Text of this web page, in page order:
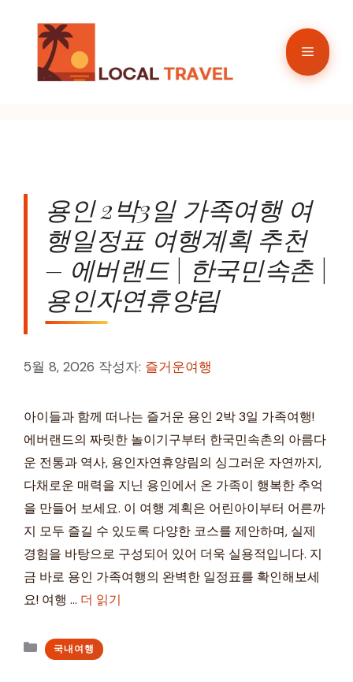
메
용인 2박3일 가족여행 여
행일정표 여행계획 추천
– 에버랜드 | 한국민속촌 |
용인자연휴양림
5월 8, 2026 작성자: 즐거운여행
아이들과 함께 떠나는 즐거운 용인 2박 3일 가족여행!
에버랜드의 짜릿한 놀이기구부터 한국민속촌의 아름다
운 전통과 역사, 용인자연휴양림의 싱그러운 자연까지,
다채로운 매력을 지닌 용인에서 온 가족이 행복한 추억
을 만들어 보세요. 이 여행 계획은 어린아이부터 어른까
지 모두 즐길 수 있도록 다양한 코스를 제안하며, 실제
경험을 바탕으로 구성되어 있어 더욱 실용적입니다. 지
금 바로 용인 가족여행의 완벽한 일정표를 확인해보세
요! 여행 … 더 읽기
카
테
국내여행